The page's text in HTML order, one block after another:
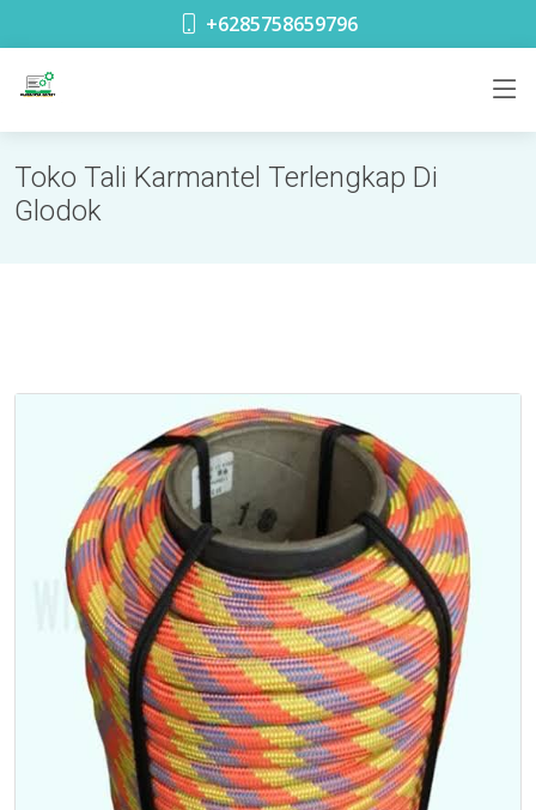
toko safety terdekat di Glodok Jakarta
+6285758659796
Toko Tali Karmantel Terlengkap Di
Glodok